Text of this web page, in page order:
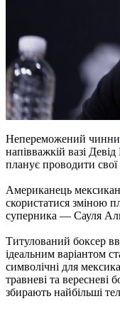
Непереможений
напівважкій вазі
планує проводити свої
Американець
скористатися зміною
суперника — Сауля
Титулований боксер
ідеальним варіантом
символічні для
травневі та вересневі
збирають найбільші